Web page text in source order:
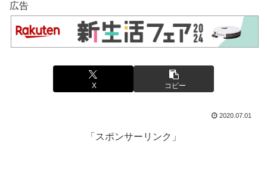
広告
X コピー
2020.07.01
「スポンサーリンク」